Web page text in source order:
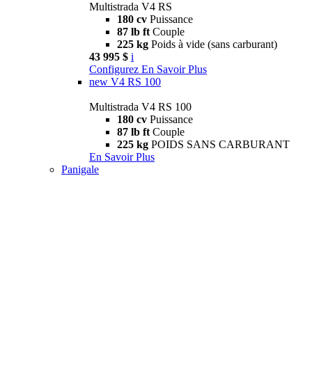
Multistrada V4 RS
180 cv Puissance
87 lb ft Couple
225 kg Poids à vide (sans carburant)
43 995 $ i
Configurez En Savoir Plus
new V4 RS 100
Multistrada V4 RS 100
180 cv Puissance
87 lb ft Couple
225 kg POIDS SANS CARBURANT
En Savoir Plus
Panigale